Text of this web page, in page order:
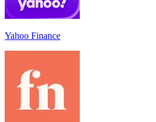
Yahoo Finance